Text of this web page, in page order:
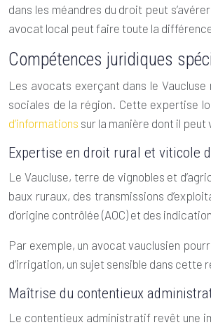
dans les méandres du droit peut
avocat local peut faire toute la
Compétences juridiques
Les avocats exerçant dans le
sociales de la région. Cette expertise
d’informations sur la manière dont il
Expertise en droit rural et viticole
Le Vaucluse, terre de vignobles et
baux ruraux, des transmissions
d’origine contrôlée (AOC) et des
Par exemple, un avocat vauclusien
d’irrigation, un sujet sensible dans
Maîtrise du contentieux
Le contentieux administratif revêt une